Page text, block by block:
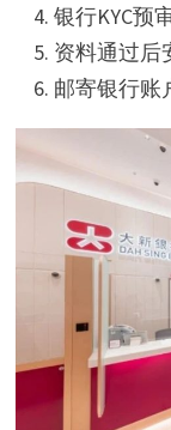
银行KYC预
资料通过后
邮寄银行账